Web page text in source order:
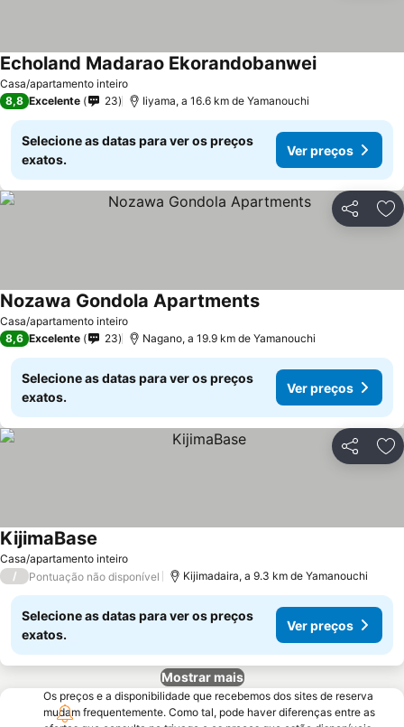
Casa/apartamento inteiro
Echoland Madarao Ekorandobanwei
8,8 Excelente 23 Iiyama, a 16.6 km de Yamanouchi
Selecione as datas para ver os preços
exatos.
Ver preços
Partilhar
Casa/apartamento inteiro
Nozawa Gondola Apartments
8,6 Excelente 23 Nagano, a 19.9 km de Yamanouchi
Selecione as datas para ver os preços
exatos.
Ver preços
Partilhar
Casa/apartamento inteiro
KijimaBase
/ Pontuação não disponível Kijimadaira, a 9.3 km de Yamanouchi
Selecione as datas para ver os preços
exatos.
Ver preços
Mostrar mais
Os preços e a disponibilidade que recebemos dos sites de reserva
mudam frequentemente. Como tal, pode haver diferenças entre as